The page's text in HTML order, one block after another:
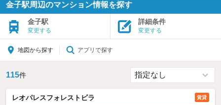
金子駅周辺のマンション情報を探す
金子駅
変更する
詳細条件
変更する
地図から探す アプリで探す
115件
レオパレスフォレストビラ 賃貸